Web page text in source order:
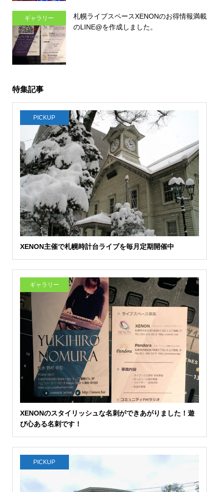
ギャラリー
札幌ライブスペースXENONのお得情報満載
のLINE@を作成しました。
特集記事
PICKUP
XENON主催で札幌時計台ライブを毎月定期開催中
ギャラリー
XENONのスタイリッシュな名刺ができあがりました！遊
び心ある名刺です！
PICKUP